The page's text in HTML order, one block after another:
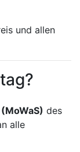
und allen
des
alle